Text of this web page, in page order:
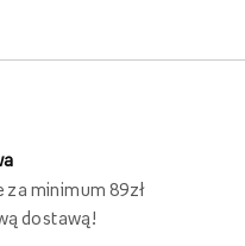
za minimum 89zł
dostawą!